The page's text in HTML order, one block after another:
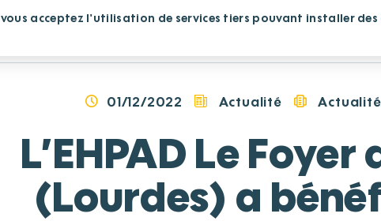
01/12/2022 Actualité
L’EHPAD Le
(Lourdes) a
vous acceptez l'utilisation de services tiers pouvant installer des